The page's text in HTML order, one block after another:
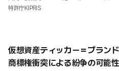
特許庁KIPRIS
仮想資産ティッカー＝ブラン
商標権衝突による紛争の可能